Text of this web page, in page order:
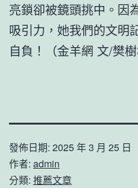
亮鎖卻被鏡頭挑中。因
吸引力，她我們的文明
自負！（金羊網 文/樊樹
發佈日期: 2025 年 3 月 25 日
作者: admin
分類: 推薦文章